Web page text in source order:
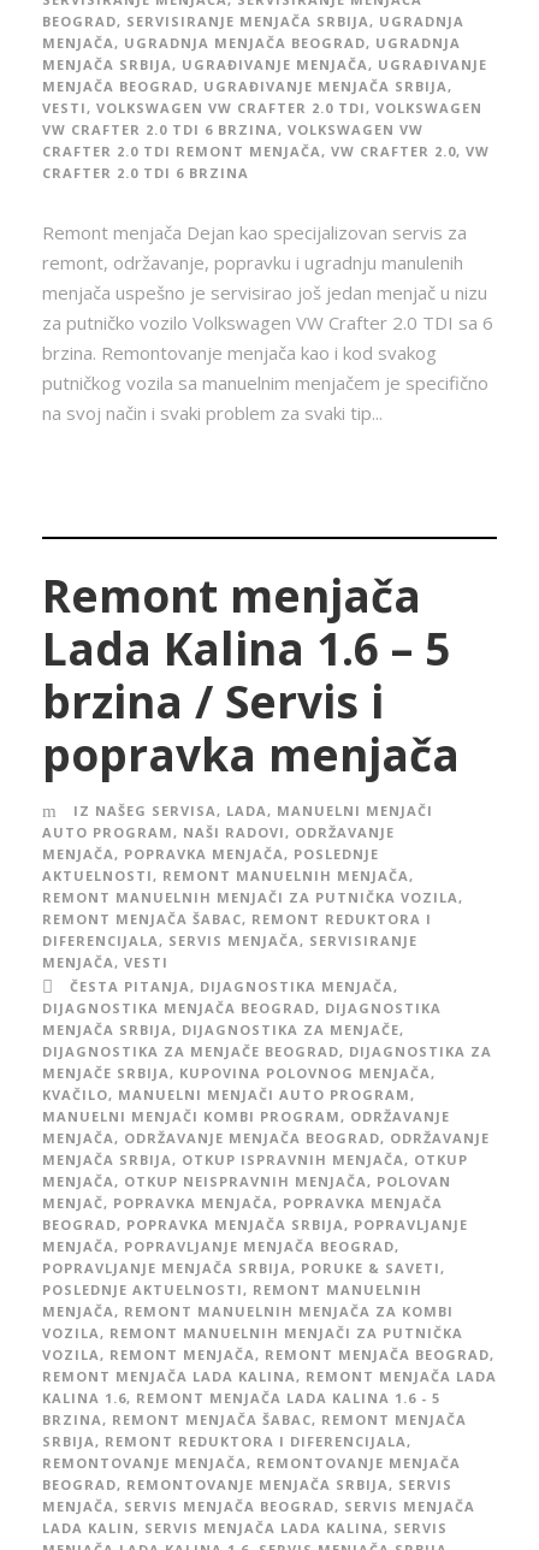
BEOGRAD, SERVISIRANJE MENJAČA SRBIJA , UGRADNJA
MENJAČA , UGRADNJA MENJAČA BEOGRAD, UGRADNJA
MENJAČA SRBIJA , UGRAĐIVANJE MENJAČA , UGRAĐIVANJE
MENJAČA BEOGRAD, UGRAĐIVANJE MENJAČA SRBIJA ,
VESTI , VOLKSWAGEN VW CRAFTER 2.0 TDI , VOLKSWAGEN
VW CRAFTER 2.0 TDI 6 BRZINA , VOLKSWAGEN VW
CRAFTER 2.0 TDI REMONT MENJAČA , VW CRAFTER 2.0, VW
CRAFTER 2.0 TDI 6 BRZINA
Remont menjača Dejan kao specijalizovan servis za
remont, održavanje, popravku i ugradnju manulenih
menjača uspešno je servisirao još jedan menjač u nizu
za putničko vozilo Volkswagen VW Crafter 2.0 TDI sa 6
brzina. Remontovanje menjača kao i kod svakog
putničkog vozila sa manuelnim menjačem je specifično
na svoj način i svaki problem za svaki tip...
Remont menjača
Lada Kalina 1.6 – 5
brzina / Servis i
popravka menjača
IZ NAŠEG SERVISA , LADA , MANUELNI MENJAČI
AUTO PROGRAM , NAŠI RADOVI , ODRŽAVANJE
MENJAČA , POPRAVKA MENJAČA , POSLEDNJE
AKTUELNOSTI , REMONT MANUELNIH MENJAČA ,
REMONT MANUELNIH MENJAČI ZA PUTNIČKA VOZILA ,
REMONT MENJAČA ŠABAC, REMONT REDUKTORA I
DIFERENCIJALA , SERVIS MENJAČA , SERVISIRANJE
MENJAČA , VESTI
ČESTA PITANJA , DIJAGNOSTIKA MENJAČA ,
DIJAGNOSTIKA MENJAČA BEOGRAD, DIJAGNOSTIKA
MENJAČA SRBIJA , DIJAGNOSTIKA ZA MENJAČE,
DIJAGNOSTIKA ZA MENJAČE BEOGRAD, DIJAGNOSTIKA ZA
MENJAČE SRBIJA , KUPOVINA POLOVNOG MENJAČA ,
KVAČILO, MANUELNI MENJAČI AUTO PROGRAM ,
MANUELNI MENJAČI KOMBI PROGRAM , ODRŽAVANJE
MENJAČA , ODRŽAVANJE MENJAČA BEOGRAD, ODRŽAVANJE
MENJAČA SRBIJA , OTKUP ISPRAVNIH MENJAČA , OTKUP
MENJAČA , OTKUP NEISPRAVNIH MENJAČA , POLOVAN
MENJAČ, POPRAVKA MENJAČA , POPRAVKA MENJAČA
BEOGRAD, POPRAVKA MENJAČA SRBIJA , POPRAVLJANJE
MENJAČA , POPRAVLJANJE MENJAČA BEOGRAD,
POPRAVLJANJE MENJAČA SRBIJA , PORUKE & SAVETI ,
POSLEDNJE AKTUELNOSTI , REMONT MANUELNIH
MENJAČA , REMONT MANUELNIH MENJAČA ZA KOMBI
VOZILA , REMONT MANUELNIH MENJAČI ZA PUTNIČKA
VOZILA , REMONT MENJAČA , REMONT MENJAČA BEOGRAD,
REMONT MENJAČA LADA KALINA , REMONT MENJAČA LADA
KALINA 1.6, REMONT MENJAČA LADA KALINA 1.6 - 5
BRZINA , REMONT MENJAČA ŠABAC, REMONT MENJAČA
SRBIJA , REMONT REDUKTORA I DIFERENCIJALA ,
REMONTOVANJE MENJAČA , REMONTOVANJE MENJAČA
BEOGRAD, REMONTOVANJE MENJAČA SRBIJA , SERVIS
MENJAČA , SERVIS MENJAČA BEOGRAD, SERVIS MENJAČA
LADA KALIN , SERVIS MENJAČA LADA KALINA , SERVIS